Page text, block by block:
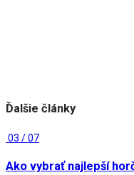
Ďalšie články
03 / 07
Ako vybrať najlepší